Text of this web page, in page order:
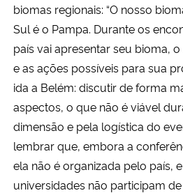
biomas regionais: “O nosso
Sul é o Pampa. Durante os
país vai apresentar seu bioma,
e as ações possíveis para sua
ida a Belém: discutir de forma
aspectos, o que não é viável
dimensão e pela logística do
lembrar que, embora a
ela não é organizada pelo país,
universidades não participam